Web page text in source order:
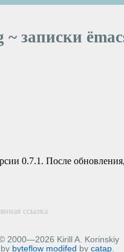
~ записки
0.7.1. После
ссылка
2000—2026 Kirill A. Korinskiy
byteflow modifed by catap.